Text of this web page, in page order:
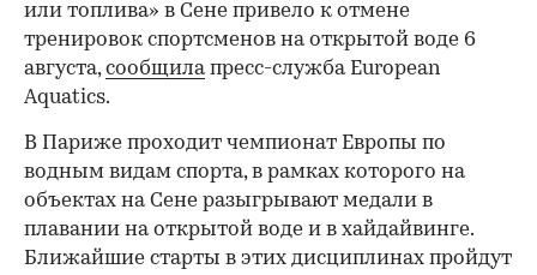
или топлива» в Сене привело к отмене
тренировок спортсменов на открытой воде 6
августа,сообщилапресс-служба European
Aquatics.
В Париже проходит чемпионат Европы по
водным видам спорта, в рамках которого на
объектах на Сене разыгрывают медали в
плавании на открытой воде и в хайдайвинге.
Ближайшие старты в этих дисциплинах пройдут